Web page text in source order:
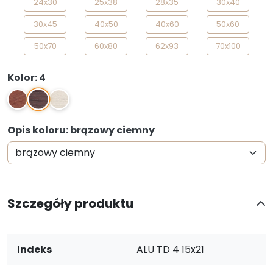
30x45
40x50 40x60
50x60
50x70
60x80 62x93 70x100
Kolor: 4
3
4 01
Opis koloru: brązowy ciemny
Szczegóły produktu
Indeks ALU TD 4 15x21